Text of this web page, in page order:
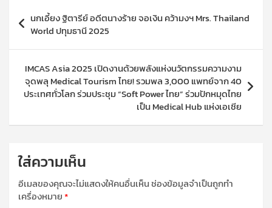
แนะแนว
เรื่องนกเอี้ยง ฐิตารีย์ อดีตนางร้าย จอเงิน คว้ามงฯ Mrs. Thailand
World ปทุมธานี 2025
IMCAS Asia 2025 เปิดงานด้วยพลังแห่งนวัตกรรมความงาม
จุดพลุ Medical Tourism ไทย! รวมพล 3,000 แพทย์จาก 40
ประเทศทั่วโลก ร่วมประชุม “Soft Power ไทย” ร่วมปักหมุดไทย
เป็น Medical Hub แห่งเอเชีย
ใส่ความเห็น
อีเมลของคุณจะไม่แสดงให้คนอื่นเห็นช่องข้อมูลจำเป็นถูกทำ
เครื่องหมาย*